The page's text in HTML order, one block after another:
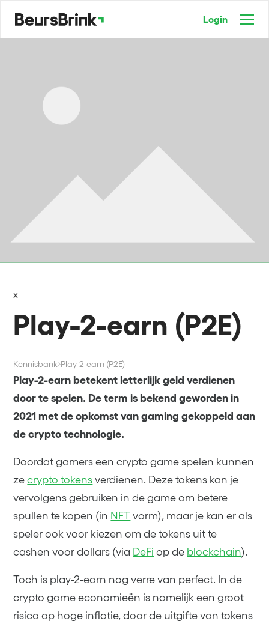
Login
x
Play-2-earn (P2E)
Kennisbank Play-2-earn (P2E)
Play-2-earn betekent letterlijk geld verdienen
door te spelen. De term is bekend geworden in
2021 met de opkomst van gaming gekoppeld aan
de crypto technologie.
Doordat gamers een crypto game spelen kunnen
zecrypto tokens verdienen. Deze tokens kan je
vervolgens gebruiken in de game om betere
spullen te kopen (in NFT vorm), maar je kan er als
speler ook voor kiezen om de tokens uit te
cashen voor dollars (via DeFi op de blockchain).
Toch is play-2-earn nog verre van perfect. In de
crypto game economieën is namelijk een groot
risico op hoge inflatie, door de uitgifte van tokens